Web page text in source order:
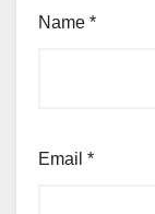
Name *
Email *